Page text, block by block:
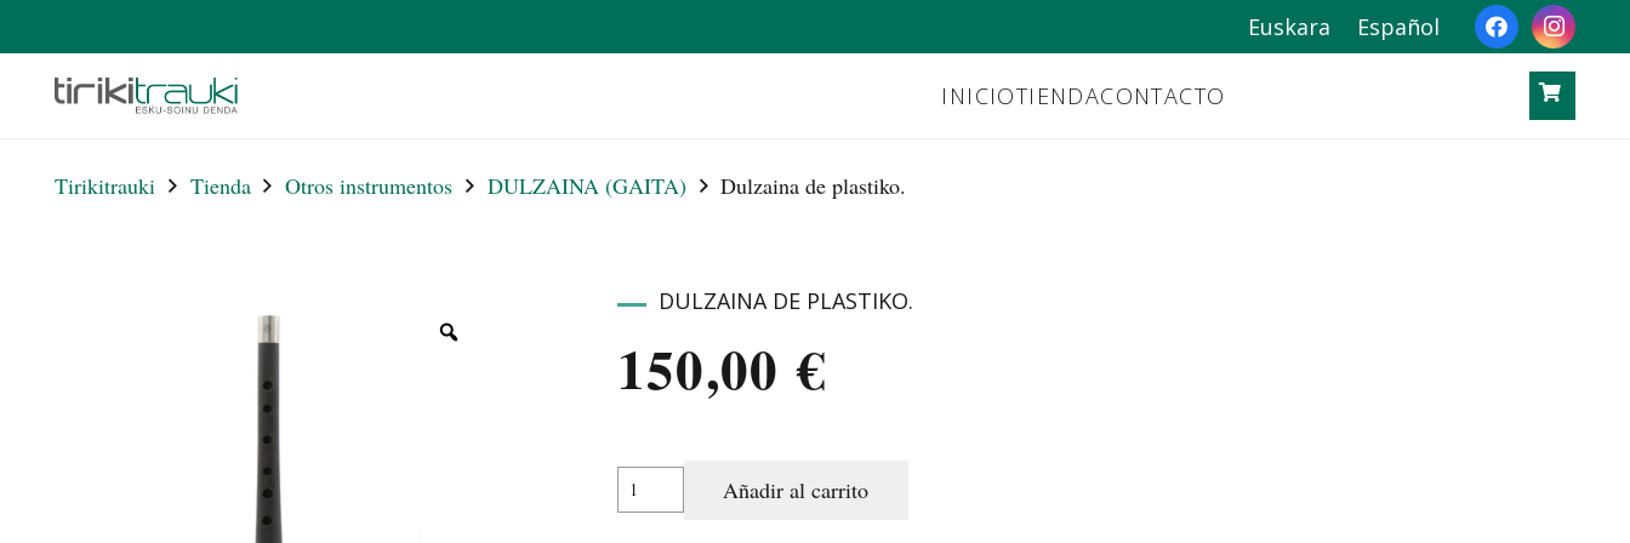
Euskara Español
INICIOTIENDACONTACTO
Tirikitrauki Tienda Otros instrumentos DULZAINA (GAITA) Dulzaina de plastiko.
DULZAINA DE PLASTIKO.
150,00€
Dulzaina
de
Añadir al carrito